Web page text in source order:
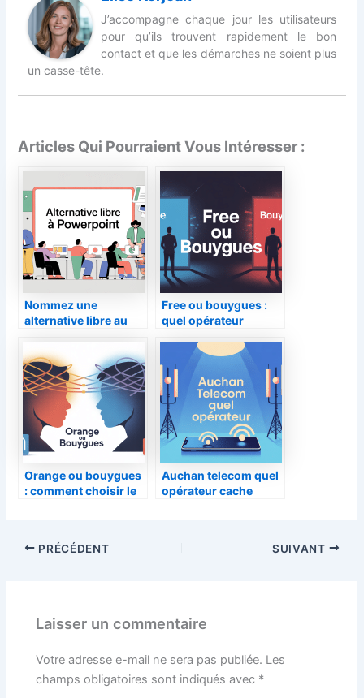
J’accompagne chaque jour les utilisateurs
pour qu’ils trouvent rapidement le bon
contact et que les démarches ne soient plus
un casse-tête.
Articles Qui Pourraient Vous Intéresser :
Nommez une
alternative libre au
microsoft powerpoint
: le guide complet
Free ou bouygues :
quel opérateur
profil ?
Orange ou bouygues
: comment choisir le
Auchan telecom quel
opérateur cache
PRÉCÉDENT SUIVANT
Laisser un commentaire
Votre adresse e-mail ne sera pas publiée. Les
champs obligatoires sont indiqués avec *